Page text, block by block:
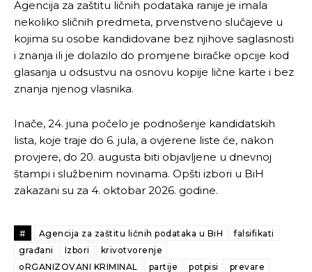
[wpuf_form id=”7463”]
[wpuf_form id=”7463”]
Agencija za zaštitu ličnih podataka ranije je imala
nekoliko sličnih predmeta, prvenstveno slučajeve u
kojima su osobe kandidovane bez njihove saglasnosti
i znanja ili je dolazilo do promjene biračke opcije kod
glasanja u odsustvu na osnovu kopije lične karte i bez
znanja njenog vlasnika.
Inače, 24. juna počelo je podnošenje kandidatskih
lista, koje traje do 6. jula, a ovjerene liste će, nakon
provjere, do 20. augusta biti objavljene u dnevnoj
štampi i službenim novinama. Opšti izbori u BiH
zakazani su za 4. oktobar 2026. godine.
# Agencija za zaštitu ličnih podataka u BiH
falsifikati
građani
Izbori
krivotvorenje
oRGANIZOVANI KRIMINAL
partije potpisi
prevare